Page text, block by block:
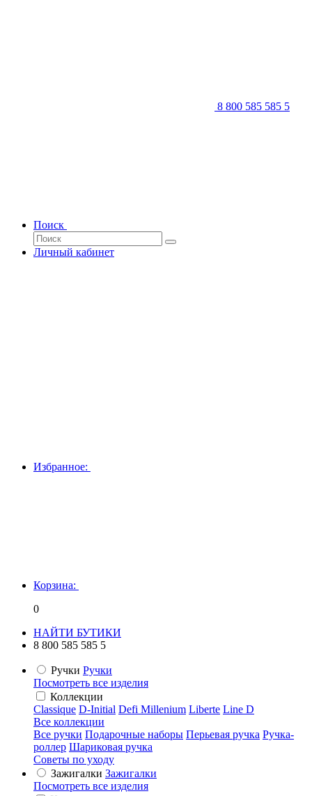
8 800 585 585 5
Поиск
Личный кабинет
Избранное:
Корзина:
0
НАЙТИ БУТИКИ
8 800 585 585 5
Ручки Ручки
Посмотреть все изделия
Коллекции
Classique D-Initial Defi Millenium Liberte Line D
Все коллекции
Все ручки Подарочные наборы Перьевая ручка Ручка-
роллер Шариковая ручка
Советы по уходу
Зажигалки Зажигалки
Посмотреть все изделия